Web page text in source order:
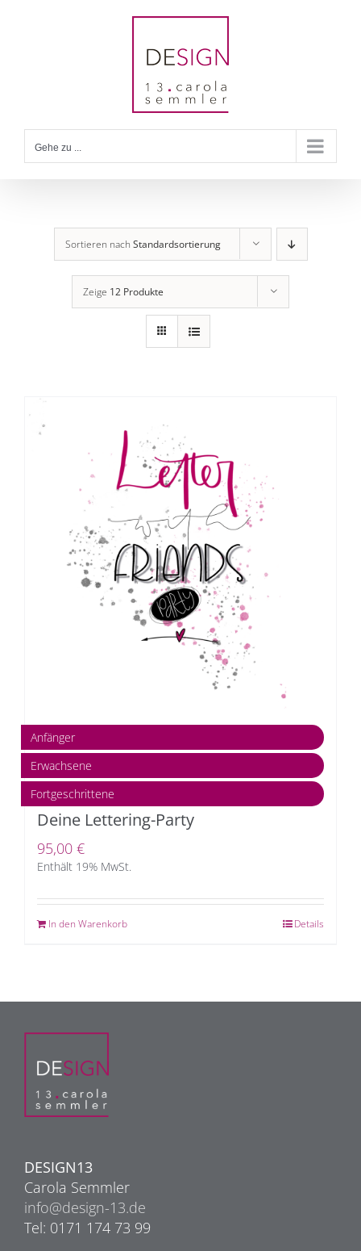
Gehe zu ...
Sortieren nach Standardsortierung
Zeige 12 Produkte
Anfänger
Erwachsene
Fortgeschrittene
Deine Lettering-Party
95,00 €
Enthält 19% MwSt.
In den Warenkorb Details
DESIGN13
Carola Semmler
info@design-13.de
Tel: 0171 174 73 99